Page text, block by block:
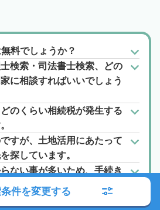
料でしょうか？
検索・司法書士検索、どの
に相談すればいいでしょう
のくらい相続税が発生する
すが、土地活用にあたって
探しています。
ない事が多いため、手続き
色々知りたいです。
件を変更する